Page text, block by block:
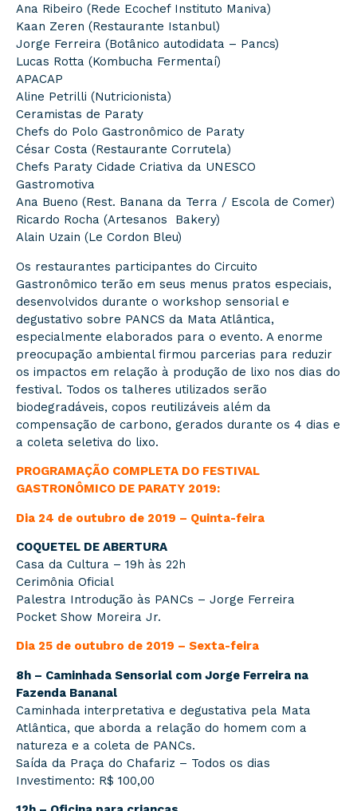
Ana Ribeiro (Rede Ecochef Instituto Maniva)
Kaan Zeren (Restaurante Istanbul)
Jorge Ferreira (Botânico autodidata – Pancs)
Lucas Rotta (Kombucha Fermentaí)
APACAP
Aline Petrilli (Nutricionista)
Ceramistas de Paraty
Chefs do Polo Gastronômico de Paraty
César Costa (Restaurante Corrutela)
Chefs Paraty Cidade Criativa da UNESCO
Gastromotiva
Ana Bueno (Rest. Banana da Terra / Escola de Comer)
Ricardo Rocha (Artesanos Bakery)
Alain Uzain (Le Cordon Bleu)
Os restaurantes participantes do Circuito
Gastronômico terão em seus menus pratos especiais,
desenvolvidos durante o workshop sensorial e
degustativo sobre PANCS da Mata Atlântica,
especialmente elaborados para o evento. A enorme
preocupação ambiental firmou parcerias para reduzir
os impactos em relação à produção de lixo nos dias do
festival. Todos os talheres utilizados serão
biodegradáveis, copos reutilizáveis além da
compensação de carbono, gerados durante os 4 dias e
a coleta seletiva do lixo.
PROGRAMAÇÃO COMPLETA DO FESTIVAL
GASTRONÔMICO DE PARATY 2019:
Dia 24 de outubro de 2019 – Quinta-feira
COQUETEL DE ABERTURA
Casa da Cultura – 19h às 22h
Cerimônia Oficial
Palestra Introdução às PANCs – Jorge Ferreira
Pocket Show Moreira Jr.
Dia 25 de outubro de 2019 – Sexta-feira
8h – Caminhada Sensorial com Jorge Ferreira na
Fazenda Bananal
Caminhada interpretativa e degustativa pela Mata
Atlântica, que aborda a relação do homem com a
natureza e a coleta de PANCs.
Saída da Praça do Chafariz – Todos os dias
Investimento: R$ 100,00